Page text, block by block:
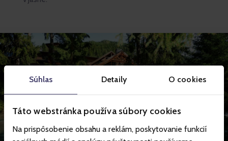
Súhlas Detaily O cookies
Táto webstránka používa súbory cookies
Na prispôsobenie obsahu a reklám, poskytovanie funkcií